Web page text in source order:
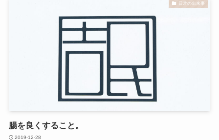
日常の出来事
腸を良くすること。
2019-12-28